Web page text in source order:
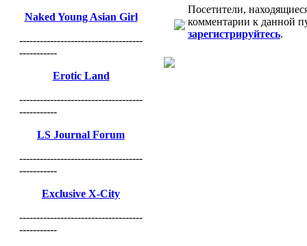
Naked Young Asian Girl
------------------------------------
-----------
Erotic Land
------------------------------------
-----------
LS Journal Forum
------------------------------------
-----------
Exclusive X-City
------------------------------------
-----------
Посетители,
комментарии к данной
зарегистрируйтесь.